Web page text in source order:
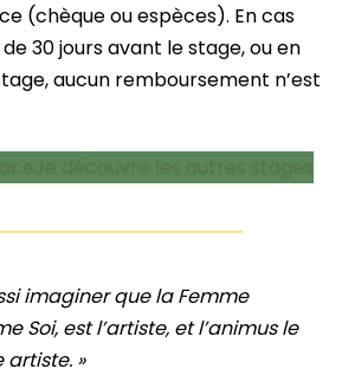
(chèque ou espèces). En cas
30 jours avant le stage, ou en
aucun remboursement n’est
imaginer que la Femme
Soi, est l’artiste, et l’animus le
»